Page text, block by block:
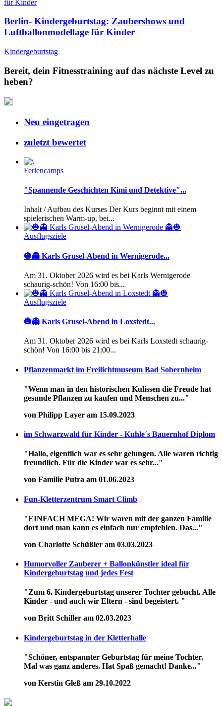
Berlin- Kindergeburtstag: Zaubershows und
Luftballonmodellage für Kinder
Kindergeburtstag
Bereit, dein Fitnesstraining auf das nächste Level zu
heben?
Neu eingetragen
zuletzt bewertet
Feriencamps
"Spannende Geschichten Kimi und Detektive"...
Inhalt / Aufbau des Kurses Der Kurs beginnt mit einem
spielerischen Warm-up, bei...
Ausflugsziele
🎃👻 Karls Grusel-Abend in Wernigerode...
Am 31. Oktober 2026 wird es bei Karls Wernigerode
schaurig-schön! Von 16:00 bis...
Ausflugsziele
🎃👻 Karls Grusel-Abend in Loxstedt...
Am 31. Oktober 2026 wird es bei Karls Loxstedt schaurig-
schön! Von 16:00 bis 21:00...
Pflanzenmarkt im Freilichtmuseum Bad Sobernheim
"Wenn man in den historischen Kulissen die Freude hat
gesunde Pflanzen zu kaufen und Menschen zu..."
von Philipp Layer am 15.09.2023
im Schwarzwald für Kinder - Kuhle´s Bauernhof Diplom
"Hallo, eigentlich war es sehr gelungen. Alle waren richtig
freundlich. Für die Kinder war es sehr..."
von Familie Putra am 01.06.2023
Fun-Kletterzentrum Smart Climb
"EINFACH MEGA! Wir waren mit der ganzen Familie
dort und man kann es einfach nur empfehlen. Das..."
von Charlotte Schüßler am 03.03.2023
Humorvoller Zauberer + Ballonkünstler ideal für
Kindergeburtstag und jedes Fest
"Zum 6. Kindergeburtstag unserer Tochter gebucht. Alle
Kinder - und auch wir Eltern - sind begeistert. "
von Britt Schiller am 02.03.2023
Kindergeburtstag in der Kletterhalle
"Schöner, entspannter Geburtstag für meine Tochter.
Mal was ganz anderes. Hat Spaß gemacht! Danke..."
von Kerstin Gleß am 29.10.2022